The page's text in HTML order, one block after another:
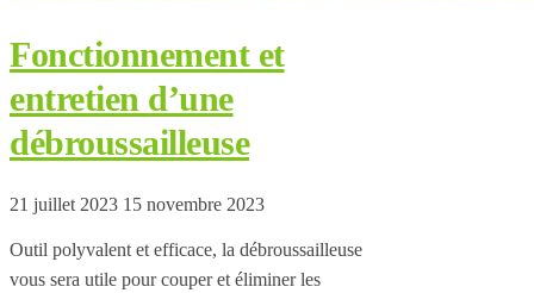
Fonctionnement et
entretien d’une
débroussailleuse
21 juillet 2023 15 novembre 2023
Outil polyvalent et efficace, la débroussailleuse
vous sera utile pour couper et éliminer les